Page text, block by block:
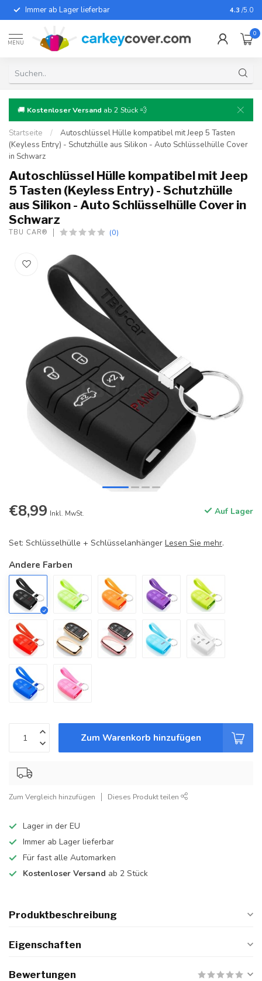
Immer ab Lager lieferbar Für fast
4.3 /5.0
MENU
0
🚚 Kostenloser Versand ab 2 Stück 💨
Startseite /
Autoschlüssel Hülle kompatibel mit Jeep 5 Tasten
(Keyless Entry) - Schutzhülle aus Silikon - Auto Schlüsselhülle Cover
in Schwarz
Autoschlüssel Hülle kompatibel mit Jeep
5 Tasten (Keyless Entry) - Schutzhülle
aus Silikon - Auto Schlüsselhülle Cover in
Schwarz
TBU CAR® (0)
€8,99 Inkl. MwSt. Auf Lager
Set: Schlüsselhülle + Schlüsselanhänger Lesen Sie mehr.
Andere Farben
Zum Warenkorb hinzufügen
Zum Vergleich hinzufügen Dieses Produkt teilen
Lager in der EU
Immer ab Lager lieferbar
Für fast alle Automarken
Kostenloser Versand ab 2 Stück
Produktbeschreibung
Eigenschaften
Bewertungen